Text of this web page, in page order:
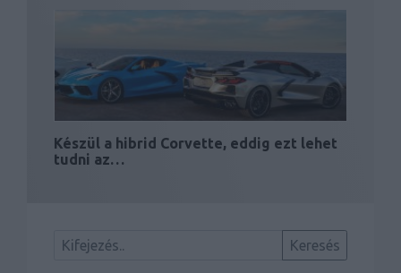
Készül a hibrid Corvette, eddig ezt lehet
tudni az…